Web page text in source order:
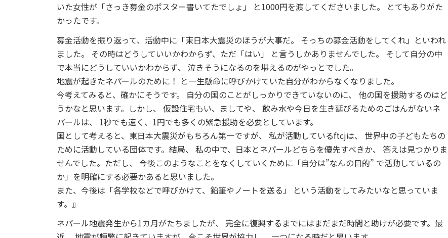
いた女性が「さっき募金のポスター書いてたでしょ」
と1000円を渡してくださいました。
とてもありがた
かったです。
募金活動を振り返って、活動中に「東日本大震災のほうが大事だ。 そっちの募金活動をしてくれ」といわれ
ました。 その時はどうしていいかわからず、ただ「はい」 と言うしかありませんでした。 そして自分の中
で本当にどうしていいかわからず、 泣きそうになるのを堪えるのがやっとでした。
地震が起きたネパールのために！ と一生懸命に呼びかけていた自分がわからなくなりました。
今考えてみると、確かにそうです。 自分の国のことがしっかりできていないのに、 他の国を援助するのはど
うかなと思います。しかし、 仮設住宅もい、ましてや、 飲み水や今日を生き延びるためのごはんがないネ
パールは、 1秒でも速く、1円でも多くの緊急援助を必要としています。
国として考えると、東日本大震災がもちろん第一ですが、 私が活動しているftcjは、 世界中の子どもたちの
ために活動している団体です。結局、 私の中で、日本とネパールどちらを優先すべきか、 答えは見つかりま
せんでした。ただし、 今後このようなことをなくしていくために「自分は”なんの目的” で活動しているの
か」を明確にする必要かあると思いました。
また、今後は「各学校などで呼びかけて、鉛筆やノートを送る」
という活動をしてみたいなと思っていま
す。』
ネパール地震発生から1カ月がたちましたが、 完全に復興するまでにはまだまだ時間と助けが必要です。最